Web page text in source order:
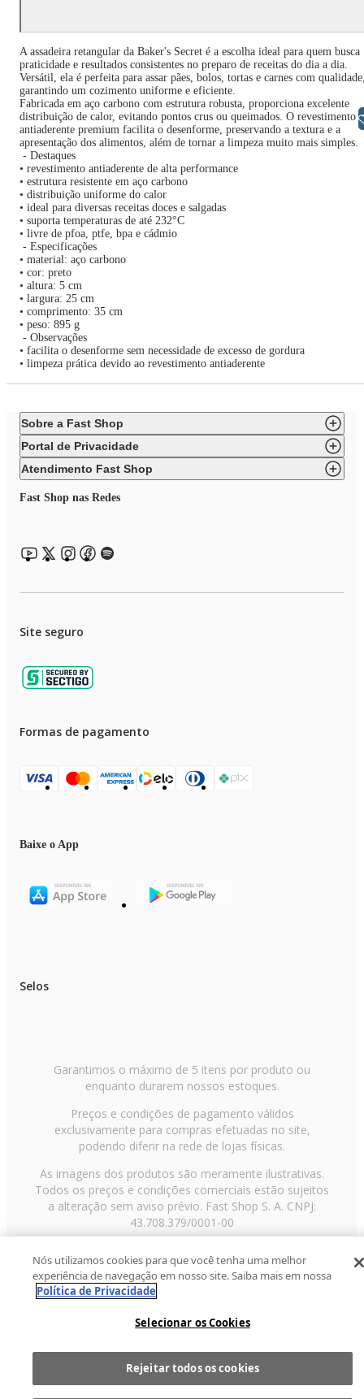
A assadeira retangular da Baker's Secret é a escolha ideal para quem busca
praticidade e resultados consistentes no preparo de receitas do dia a dia.
Versátil, ela é perfeita para assar pães, bolos, tortas e carnes com
garantindo um cozimento uniforme e eficiente.
Fabricada em aço carbono com estrutura robusta, proporciona excelente
distribuição de calor, evitando pontos crus ou queimados. O revestimento
antiaderente premium facilita o desenforme, preservando a textura e a
apresentação dos alimentos, além de tornar a limpeza muito mais simples.
- Destaques
• revestimento antiaderente de alta performance
• estrutura resistente em aço carbono
• distribuição uniforme do calor
• ideal para diversas receitas doces e salgadas
• suporta temperaturas de até 232°C
• livre de pfoa, ptfe, bpa e cádmio
- Especificações
• material: aço carbono
• cor: preto
• altura: 5 cm
• largura: 25 cm
• comprimento: 35 cm
• peso: 895 g
- Observações
• facilita o desenforme sem necessidade de excesso de gordura
• limpeza prática devido ao revestimento antiaderente
Sobre a Fast Shop
Portal de Privacidade
Atendimento Fast Shop
Fast Shop nas Redes
Site seguro
Formas de pagamento
Baixe o App
Selos
Garantimos o máximo de 5 itens por produto ou
enquanto durarem nossos estoques.
Preços e condições de pagamento válidos
exclusivamente para compras efetuadas no site,
podendo diferir na rede de lojas físicas.
As imagens dos produtos são meramente ilustrativas.
Todos os preços e condições comerciais estão sujeitos
a alteração sem aviso prévio. Fast Shop S. A. CNPJ:
43.708.379/0001-00
Paulo/SP, CEP 02029-001, Telefone: 11 3003-3728 ©
2013 Fast Shop - Todos os direitos reservadosRF
Nós utilizamos cookies para que você tenha uma melhor
experiência de navegação em nosso site. Saiba mais em nossa
Política de Privacidade
Selecionar os Cookies
Rejeitar todos os cookies
Libras